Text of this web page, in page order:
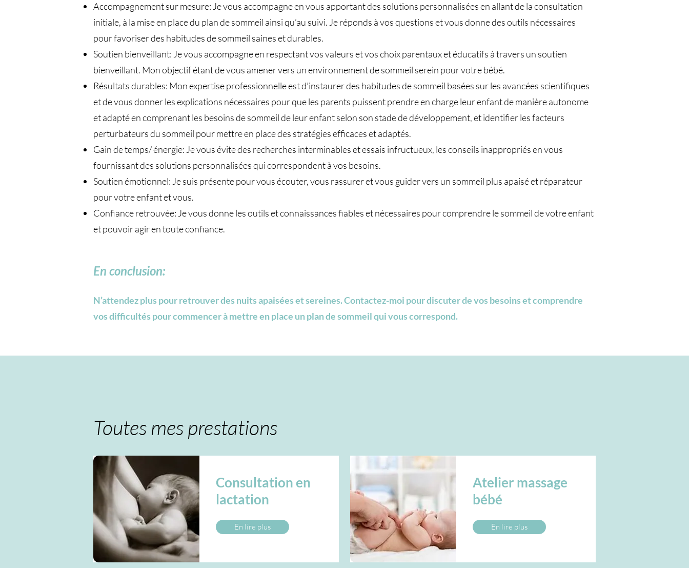
Accompagnement sur mesure: Je vous accompagne en vous apportant des solutions personnalisées en allant de la consultation
initiale, à la mise en place du plan de sommeil ainsi qu’au suivi. Je réponds à vos questions et vous donne des outils nécessaires
pour favoriser des habitudes de sommeil saines et durables.
Soutien bienveillant: Je vous accompagne en respectant vos valeurs et vos choix parentaux et éducatifs à travers un soutien
bienveillant. Mon objectif étant de vous amener vers un environnement de sommeil serein pour votre bébé.
Résultats durables: Mon expertise professionnelle est d’instaurer des habitudes de sommeil basées sur les avancées scientifiques
et de vous donner les explications nécessaires pour que les parents puissent prendre en charge leur enfant de manière autonome
et adapté en comprenant les besoins de sommeil de leur enfant selon son stade de développement, et identifier les facteurs
perturbateurs du sommeil pour mettre en place des stratégies efficaces et adaptés.
Gain de temps/ énergie: Je vous évite des recherches interminables et essais infructueux, les conseils inappropriés en vous
fournissant des solutions personnalisées qui correspondent à vos besoins.
Soutien émotionnel: Je suis présente pour vous écouter, vous rassurer et vous guider vers un sommeil plus apaisé et réparateur
pour votre enfant et vous.
Confiance retrouvée: Je vous donne les outils et connaissances fiables et nécessaires pour comprendre le sommeil de votre enfant
et pouvoir agir en toute confiance.
En conclusion:
​N’attendez plus pour retrouver des nuits apaisées et sereines. Contactez-moi pour discuter de vos besoins et comprendre
vos difficultés pour commencer à mettre en place un plan de sommeil qui vous correspond.
Toutes mes prestations
Consultation en
lactation
En lire plus
Atelier massage
bébé
En lire plus